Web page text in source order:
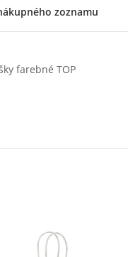
zoznamu
farebné TOP